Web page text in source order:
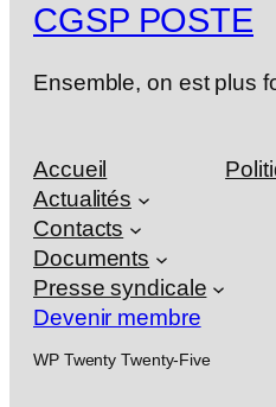
CGSP POSTE
Ensemble, on est plus
Accueil
Actualités
Contacts
Documents
Presse syndicale
Devenir membre
WP Twenty Twenty-Five